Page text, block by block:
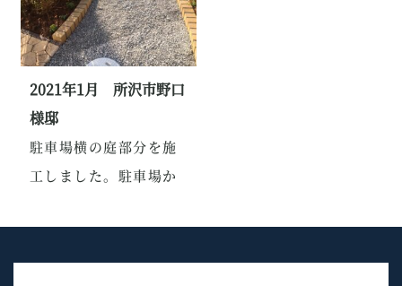
2021年1月 所沢市野口
様邸
駐車場横の庭部分を施
工しました。駐車場か